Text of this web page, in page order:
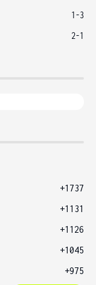
1-3
2-1
+1737
+1131
+1126
+1045
+975